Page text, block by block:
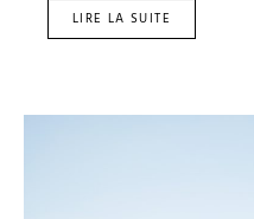
LIRE LA SUITE